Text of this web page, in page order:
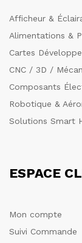
Afficheur &
Alimentations &
Cartes
CNC / 3D /
Composants
Robotique &
Solutions Smart
ESPACE
Mon compte
Suivi Commande